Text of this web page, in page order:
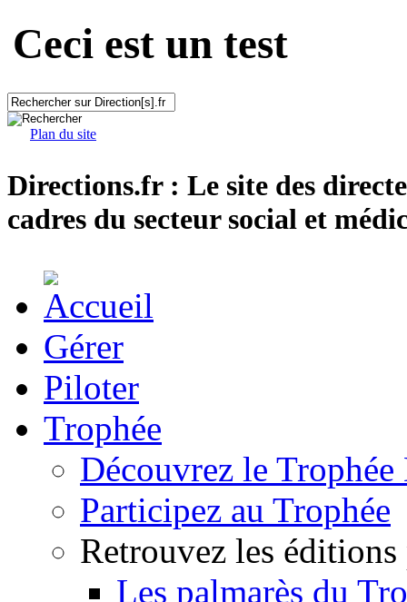
Ceci est un test
Plan du site
Directions.fr : Le site des
cadres du secteur social et
Gérer
Piloter
Trophée
Découvrez le
Participez au Trophée
Retrouvez les éditions
Les palmarès du